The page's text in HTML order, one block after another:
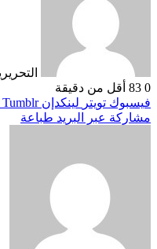
التحرير
0
أقل من دقيقة
فيسبوك تويتر لينكدإن
مشاركة عبر البريد طباعة